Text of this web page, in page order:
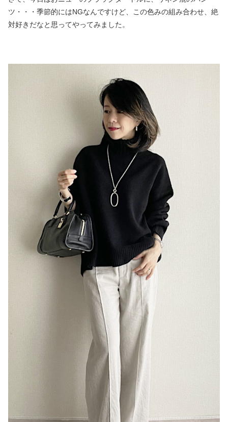
ツ・・・季節的にはNGなんですけど、この色みの組み合わせ、絶
対好きだなと思ってやってみました。